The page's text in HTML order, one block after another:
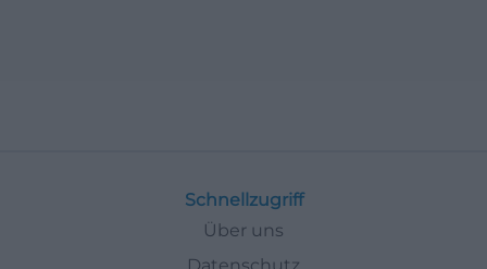
Schnellzugriff
Über uns
Datenschutz